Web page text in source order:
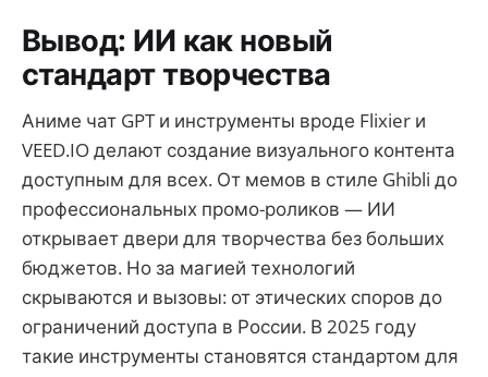
Вывод: ИИ как новый
стандарт творчества
Аниме чат GPT и инструменты вроде Flixier и
VEED.IO делают создание визуального контента
доступным для всех. От мемов в стиле Ghibli до
профессиональных промо-роликов — ИИ
открывает двери для творчества без больших
бюджетов. Но за магией технологий
скрываются и вызовы: от этических споров до
ограничений доступа в России. В 2025 году
такие инструменты становятся стандартом для